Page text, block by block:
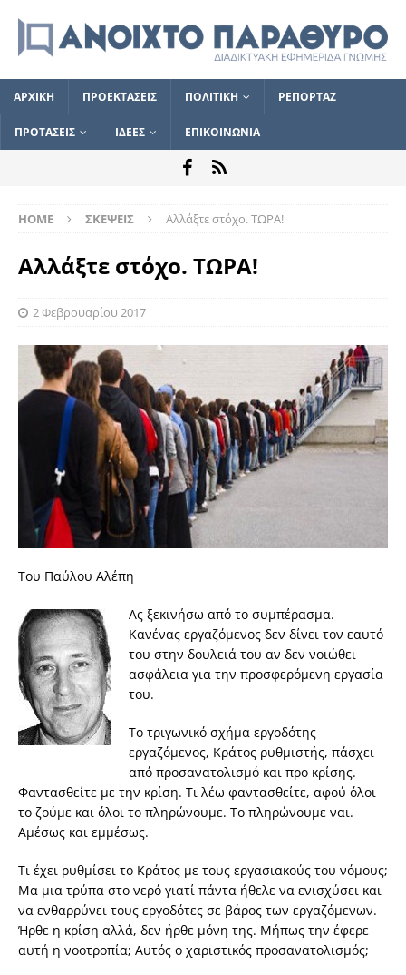
ΑΡΧΙΚΗ ΠΡΟΕΚΤΑΣΕΙΣ ΠΟΛΙΤΙΚΗ ΡΕΠΟΡΤΑΖ
ΠΡΟΤΑΣΕΙΣ ΙΔΕΕΣ ΕΠΙΚΟΙΝΩΝΙΑ
HOME ΣΚΕΨΕΙΣ Αλλάξτε στόχο. ΤΩΡΑ!
Αλλάξτε στόχο. ΤΩΡΑ!
2 Φεβρουαρίου 2017
Του Παύλου Αλέπη
Ας ξεκινήσω από το συμπέρασμα.
Κανένας εργαζόμενος δεν δίνει τον εαυτό
του στην δουλειά του αν δεν νοιώθει
ασφάλεια για την προσφερόμενη εργασία
του.
Το τριγωνικό σχήμα εργοδότης
εργαζόμενος, Κράτος ρυθμιστής, πάσχει
από προσανατολισμό και προ κρίσης.
Φαντασθείτε με την κρίση. Τι λέω φαντασθείτε, αφού όλοι
το ζούμε και όλοι το πληρώνουμε. Το πληρώνουμε ναι.
Αμέσως και εμμέσως.
Τι έχει ρυθμίσει το Κράτος με τους εργασιακούς του νόμους;
Μα μια τρύπα στο νερό γιατί πάντα ήθελε να ενισχύσει και
να ενθαρρύνει τους εργοδότες σε βάρος των εργαζόμενων.
Ήρθε η κρίση αλλά, δεν ήρθε μόνη της. Μήπως την έφερε
αυτή η νοοτροπία; Αυτός ο χαριστικός προσανατολισμός;